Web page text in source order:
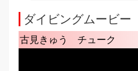
ダイビングムービー
古見きゅう チューク